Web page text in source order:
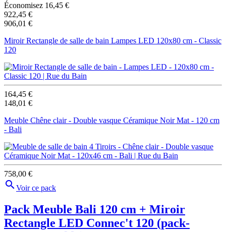
Économisez 16,45 €
922,45 €
906,01 €
Miroir Rectangle de salle de bain Lampes LED 120x80 cm - Classic
120
164,45 €
148,01 €
Meuble Chêne clair - Double vasque Céramique Noir Mat - 120 cm
- Bali
758,00 €
 Voir ce pack
Pack Meuble Bali 120 cm + Miroir
Rectangle LED Connec't 120 (pack-